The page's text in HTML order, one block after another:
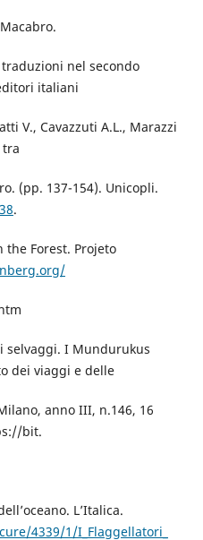
nel secondo
italiani
V., Cavazzuti A.L., Marazzi
tra
(pp. 137-154). Unicopli.
.
the Forest. Projeto
selvaggi. I Mundurukus
dei viaggi e delle
anno III, n.146, 16
bit.
L’Italica.
4339/1/I_Flaggellatori_